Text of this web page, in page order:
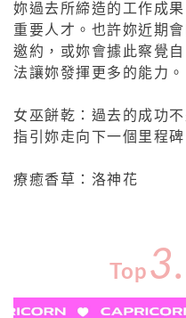
妳過去所締造的工作成
重要人才。也許妳近期
邀約，或妳會據此察覺
法讓妳發揮更多的能力。
女巫餅乾：過去的成功
指引妳走向下一個里程碑
療癒香草：洛神花
Top 3.